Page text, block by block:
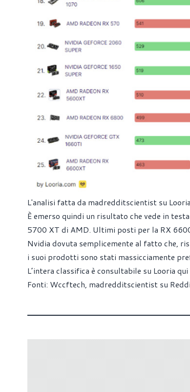
L'analisi fatta da madredditscientist su Looria
È emerso quindi un risultato che vede in
5700 XT di AMD. Ultimi posti per la RX
Nvidia dovuta semplicemente al fatto che,
i suoi prodotti sono stati massicciamente
L’intera classifica è consultabile su Looria qui
Fonti: Wccftech, madredditscientist su